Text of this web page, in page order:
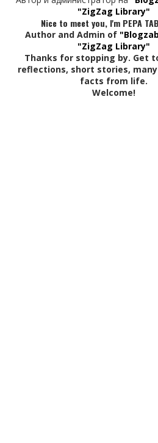
"ZigZag Library"
Nice to meet you, I'm PEPA
Author and Admin of
"ZigZag Library"
Thanks for stopping by. Get
reflections, short stories,
facts from life.
Welcome!